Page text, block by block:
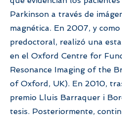
Parkinson a través de
magnética. En 2007, y
predoctoral, realizó una
en el Oxford Centre for
Resonance Imaging of the
of Oxford, UK). En 2010,
premio Lluis Barraquer i
tesis. Posteriormente,